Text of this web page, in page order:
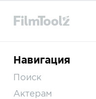
Навигация
Поиск
Актерам